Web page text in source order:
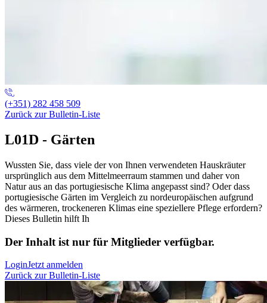
(+351) 282 458 509
Zurück zur Bulletin-Liste
L01D - Gärten
Wussten Sie, dass viele der von Ihnen verwendeten Hauskräuter
ursprünglich aus dem Mittelmeerraum stammen und daher von
Natur aus an das portugiesische Klima angepasst sind? Oder dass
portugiesische Gärten im Vergleich zu nordeuropäischen aufgrund
des wärmeren, trockeneren Klimas eine speziellere Pflege erfordern?
Dieses Bulletin hilft Ih
Der Inhalt ist nur für Mitglieder verfügbar.
LoginJetzt anmelden
Zurück zur Bulletin-Liste